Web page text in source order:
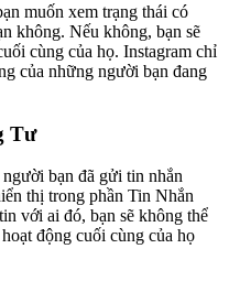
muốn xem trạng thái có
không. Nếu không, bạn sẽ
cùng của họ. Instagram chỉ
của những người bạn đang
Tư
bạn đã gửi tin nhắn
thị trong phần Tin Nhắn
với ai đó, bạn sẽ không thể
động cuối cùng của họ